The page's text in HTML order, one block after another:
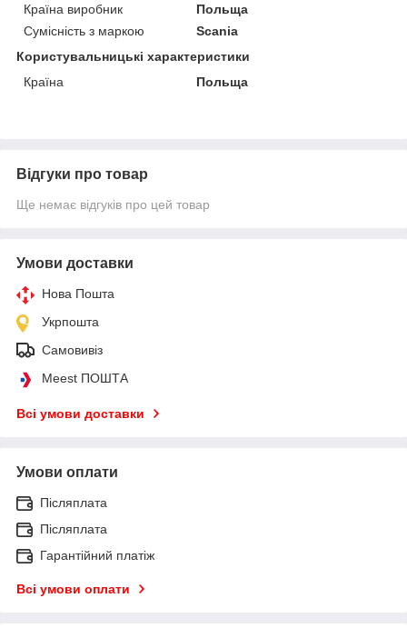
Країна виробник
Польща
Сумісність з маркою
Scania
Користувальницькі характеристики
Країна
Польща
Відгуки про товар
Ще немає відгуків про цей товар
Умови доставки
Нова Пошта
Укрпошта
Самовивіз
Meest ПОШТА
Всі умови доставки
Умови оплати
Післяплата
Післяплата
Гарантійний платіж
Всі умови оплати